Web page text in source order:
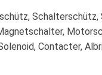
Schalterschütz,
Contacter,